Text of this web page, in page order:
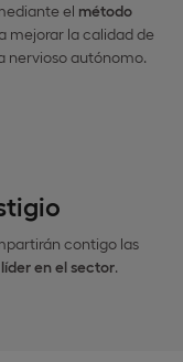
el método
mejorar la calidad de
nervioso autónomo.
contigo las
en el sector.